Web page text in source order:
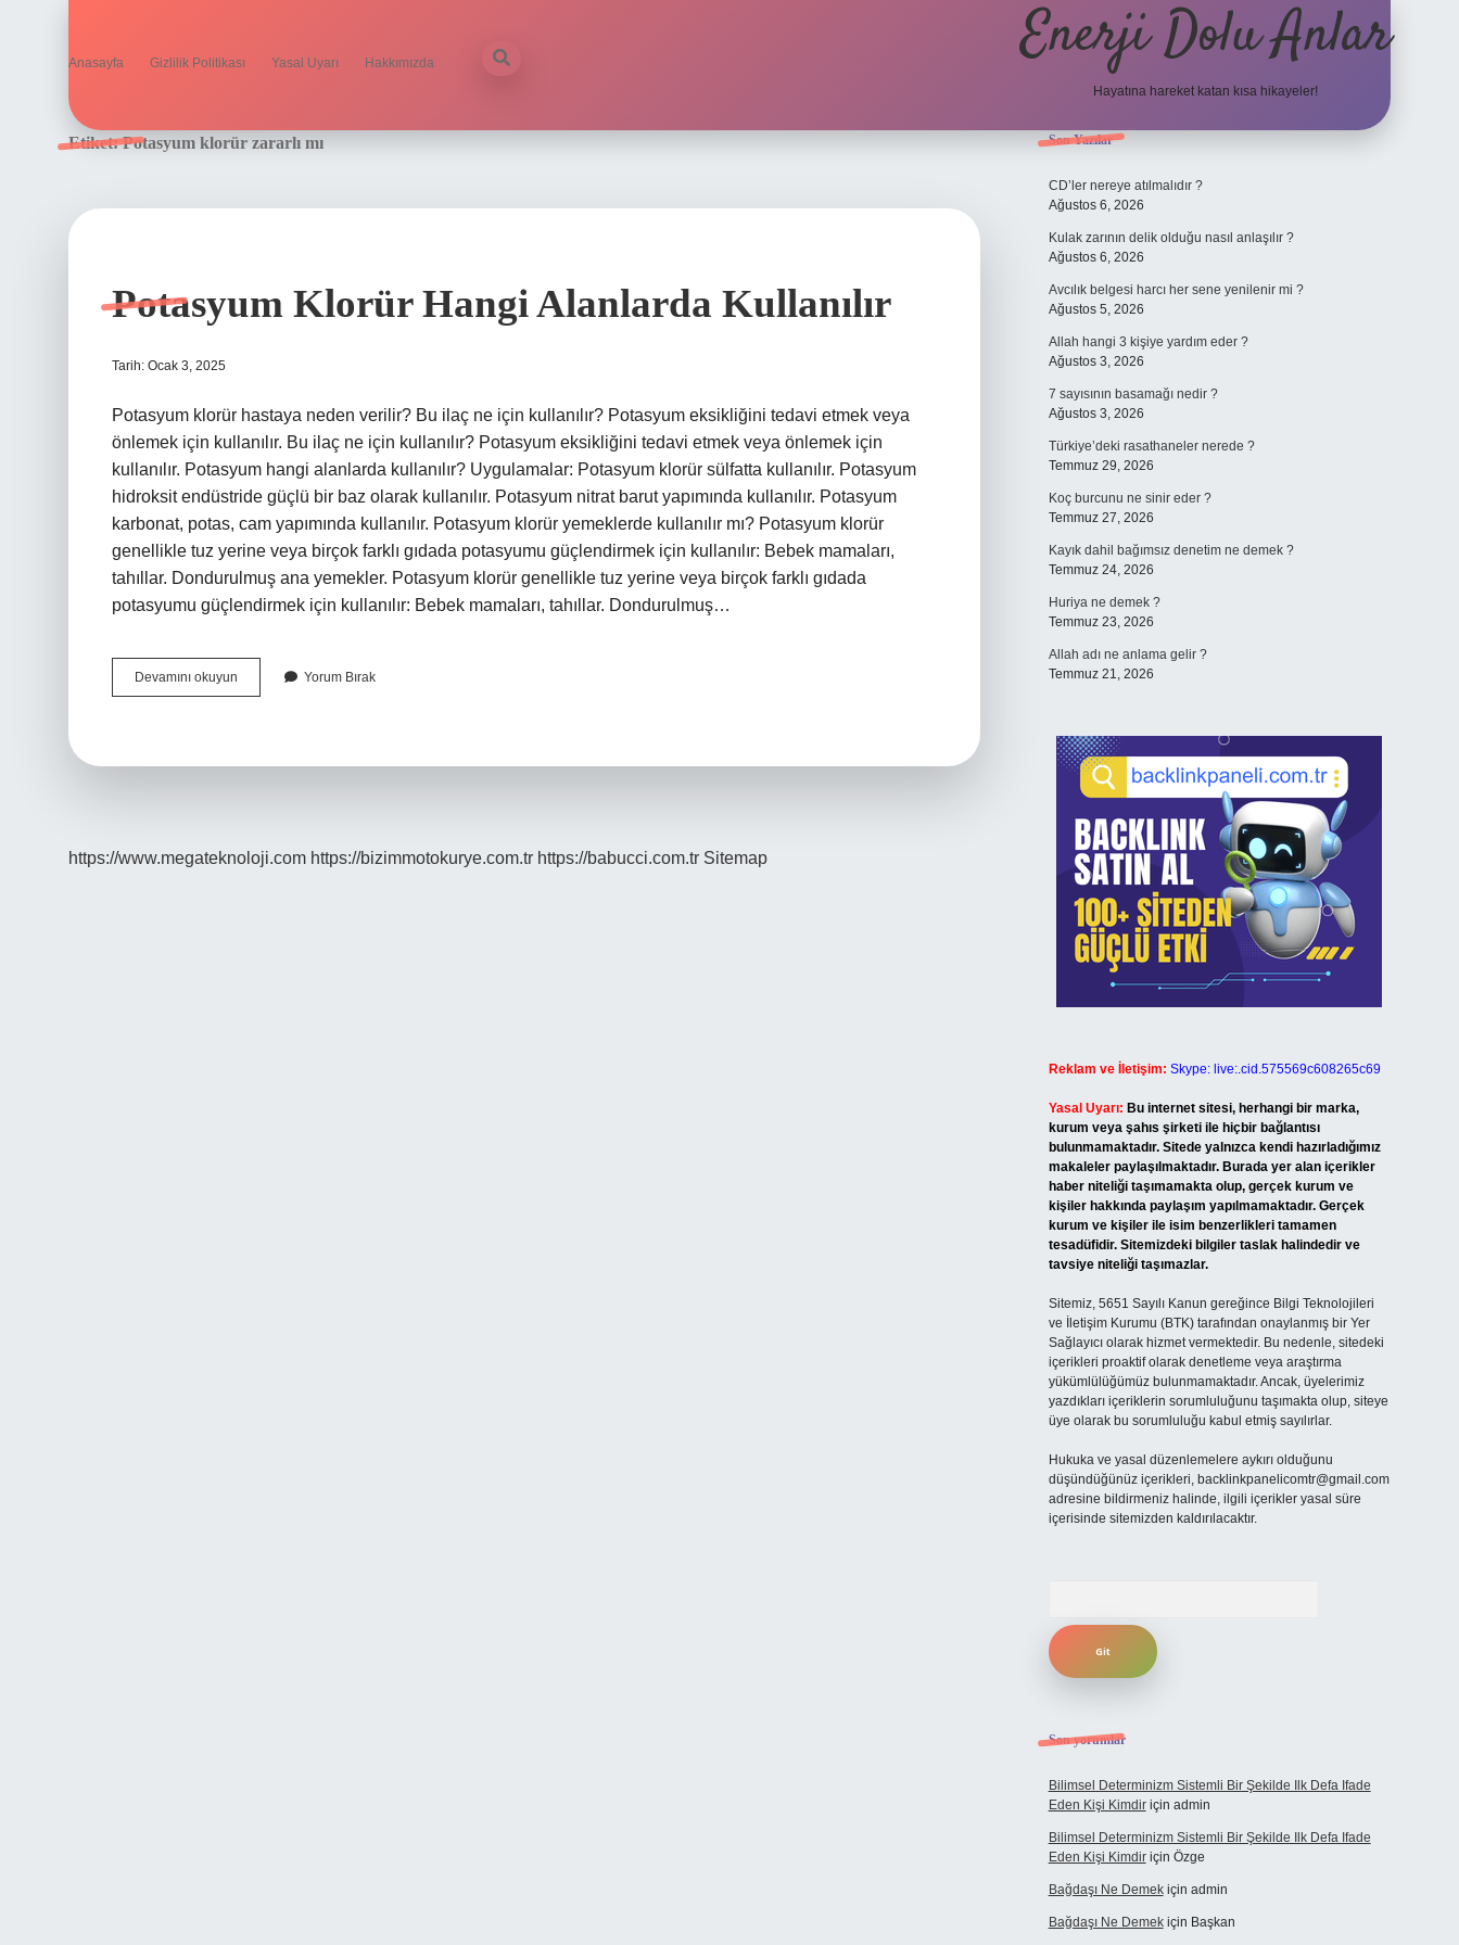
Anasayfa Gizlilik Politikası Yasal Uyarı Hakkımızda Enerji Dolu Anlar
Hayatına hareket katan kısa hikayeler!
Etiket:Potasyum klorür zararlı mı
Potasyum Klorür Hangi Alanlarda Kullanılır
Tarih: Ocak 3, 2025
Potasyum klorür hastaya neden verilir? Bu ilaç ne için kullanılır? Potasyum eksikliğini tedavi etmek veya
önlemek için kullanılır. Bu ilaç ne için kullanılır? Potasyum eksikliğini tedavi etmek veya önlemek için
kullanılır. Potasyum hangi alanlarda kullanılır? Uygulamalar: Potasyum klorür sülfatta kullanılır. Potasyum
hidroksit endüstride güçlü bir baz olarak kullanılır. Potasyum nitrat barut yapımında kullanılır. Potasyum
karbonat, potas, cam yapımında kullanılır. Potasyum klorür yemeklerde kullanılır mı? Potasyum klorür
genellikle tuz yerine veya birçok farklı gıdada potasyumu güçlendirmek için kullanılır: Bebek mamaları,
tahıllar. Dondurulmuş ana yemekler. Potasyum klorür genellikle tuz yerine veya birçok farklı gıdada
potasyumu güçlendirmek için kullanılır: Bebek mamaları, tahıllar. Dondurulmuş…
Devamını okuyun Potasyum
Klorür
Yorum Bırak
https://www.megateknoloji.com https://bizimmotokurye.com.tr https://babucci.com.tr Sitemap
Sidebar
Son Yazılar
CD’ler nereye atılmalıdır ?
Ağustos 6, 2026
Kulak zarının delik olduğu nasıl anlaşılır ?
Ağustos 6, 2026
Avcılık belgesi harcı her sene yenilenir mi ?
Ağustos 5, 2026
Allah hangi 3 kişiye yardım eder ?
Ağustos 3, 2026
7 sayısının basamağı nedir ?
Ağustos 3, 2026
Türkiye’deki rasathaneler nerede ?
Temmuz 29, 2026
Koç burcunu ne sinir eder ?
Temmuz 27, 2026
Kayık dahil bağımsız denetim ne demek ?
Temmuz 24, 2026
Huriya ne demek ?
Temmuz 23, 2026
Allah adı ne anlama gelir ?
Temmuz 21, 2026
Reklam ve İletişim: Skype: live:.cid.575569c608265c69
Yasal Uyarı: Bu internet sitesi, herhangi bir marka,
kurum veya şahıs şirketi ile hiçbir bağlantısı
bulunmamaktadır. Sitede yalnızca kendi hazırladığımız
makaleler paylaşılmaktadır. Burada yer alan içerikler
haber niteliği taşımamakta olup, gerçek kurum ve
kişiler hakkında paylaşım yapılmamaktadır. Gerçek
kurum ve kişiler ile isim benzerlikleri tamamen
tesadüfidir. Sitemizdeki bilgiler taslak halindedir ve
tavsiye niteliği taşımazlar.
Sitemiz, 5651 Sayılı Kanun gereğince Bilgi Teknolojileri
ve İletişim Kurumu (BTK) tarafından onaylanmış bir Yer
Sağlayıcı olarak hizmet vermektedir. Bu nedenle, sitedeki
içerikleri proaktif olarak denetleme veya araştırma
yükümlülüğümüz bulunmamaktadır. Ancak, üyelerimiz
yazdıkları içeriklerin sorumluluğunu taşımakta olup, siteye
üye olarak bu sorumluluğu kabul etmiş sayılırlar.
Hukuka ve yasal düzenlemelere aykırı olduğunu
düşündüğünüz içerikleri, backlinkpanelicomtr@gmail.com
adresine bildirmeniz halinde, ilgili içerikler yasal süre
içerisinde sitemizden kaldırılacaktır.
Son yorumlar
Bilimsel Determinizm Sistemli Bir Şekilde Ilk Defa Ifade
Eden Kişi Kimdiriçin admin
Bilimsel Determinizm Sistemli Bir Şekilde Ilk Defa Ifade
Eden Kişi Kimdiriçin Özge
Bağdaşı Ne Demekiçin admin
Bağdaşı Ne Demekiçin Başkan